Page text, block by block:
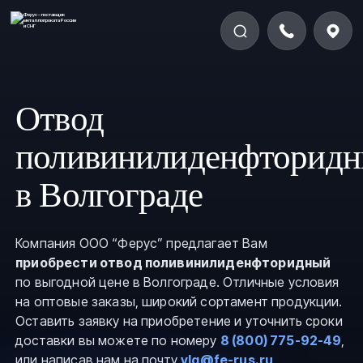
Отвод
в Волгограде
Компания ООО “Ферус” предлагает Вам
приобрести отвод поливинилиденфторидный
по выгодной цене в Волгограде. Отличные условия
на оптовые заказы, широкий сортамент продукции.
Оставить заявку на приобретение и уточнить сроки
доставки вы можете по номеру 8 (800) 775-92-49,